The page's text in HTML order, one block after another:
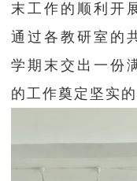
末工作的顺利开
通过各教研室的
学期末交出一份
的工作奠定坚实的